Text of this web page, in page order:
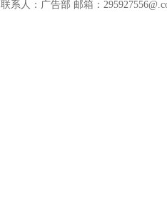
联系人：广告部 邮箱：